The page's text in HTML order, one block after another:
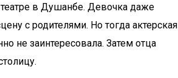
в Душанбе. Девочка даже
с родителями. Но тогда актерская
не заинтересовала. Затем отца